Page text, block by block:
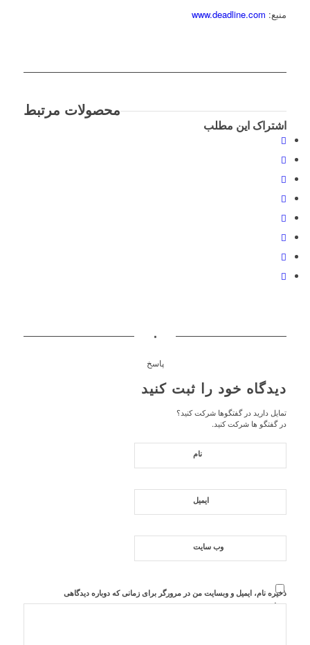
منبع: www.deadline.com
محصولات مرتبط
اشتراک این مطلب
۰
پاسخ
دیدگاه خود را ثبت کنید
تمایل دارید در گفتگوها شرکت کنید؟
در گفتگو ها شرکت کنید.
نام
ایمیل
وب‌ سایت
ذخیره نام، ایمیل و وبسایت من در مرورگر برای زمانی که دوباره دیدگاهی
می‌نویسم.